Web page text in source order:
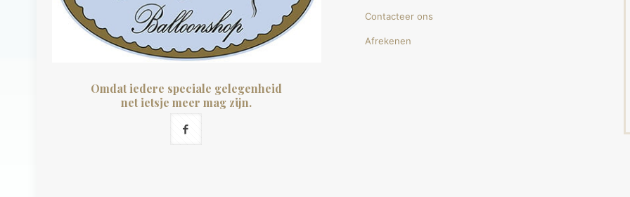
Omdat iedere speciale gelegenheid
net ietsje meer mag zijn.
Contacteer ons
Afrekenen